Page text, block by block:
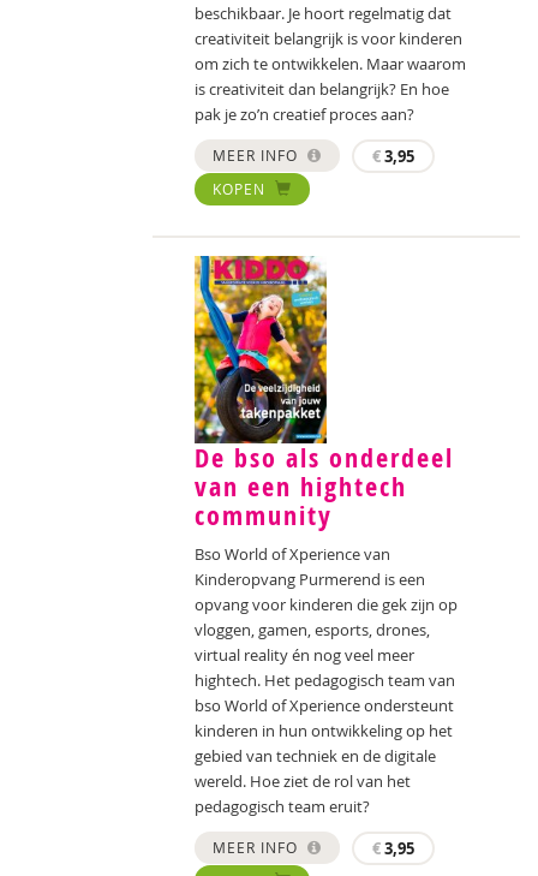
beschikbaar. Je hoort regelmatig dat
creativiteit belangrijk is voor kinderen
om zich te ontwikkelen. Maar waarom
is creativiteit dan belangrijk? En hoe
pak je zo’n creatief proces aan?
MEER INFO €3,95
KOPEN
De bso als onderdeel
van een hightech
community
Bso World of Xperience van
Kinderopvang Purmerend is een
opvang voor kinderen die gek zijn op
vloggen, gamen, esports, drones,
virtual reality én nog veel meer
hightech. Het pedagogisch team van
bso World of Xperience ondersteunt
kinderen in hun ontwikkeling op het
gebied van techniek en de digitale
wereld. Hoe ziet de rol van het
pedagogisch team eruit?
MEER INFO €3,95